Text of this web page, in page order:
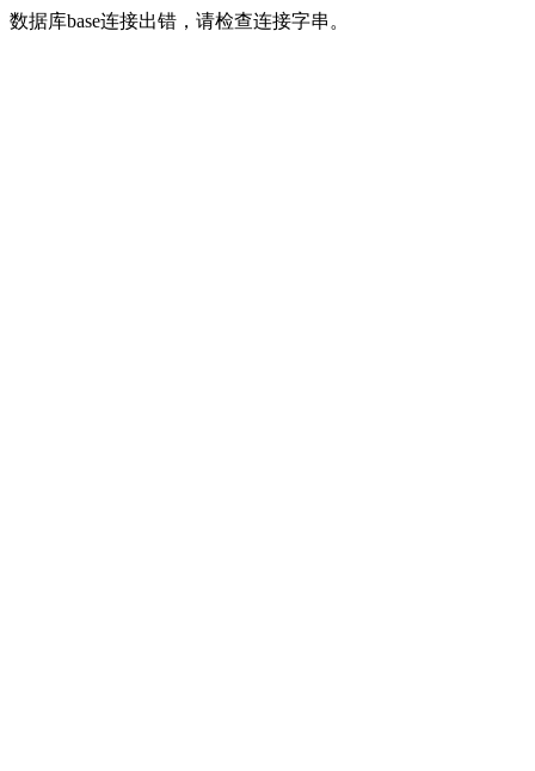
数据库base连接出错，请检查连接字串。